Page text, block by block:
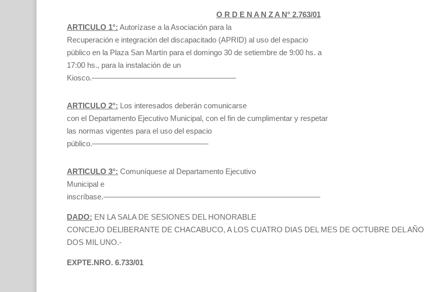
O R D E N A N Z A N° 2.763/01
ARTICULO 1°: Autorízase a la Asociación para la
Recuperación e integración del discapacitado (APRID) al uso del espacio
público en la Plaza San Martín para el domingo 30 de setiembre de 9:00 hs. a
17:00 hs., para la instalación de un
Kiosco.———————————————————
ARTICULO 2°: Los interesados deberán comunicarse
con el Departamento Ejecutivo Municipal, con el fin de cumplimentar y respetar
las normas vigentes para el uso del espacio
público.———————————————-
ARTICULO 3°: Comuníquese al Departamento Ejecutivo
Municipal e
inscríbase.————————————————————————————–
DADO: EN LA SALA DE SESIONES DEL HONORABLE
CONCEJO DELIBERANTE DE CHACABUCO, A LOS CUATRO DIAS DEL MES DE OCTUBRE DEL AÑO
DOS MIL UNO.-
EXPTE.NRO. 6.733/01